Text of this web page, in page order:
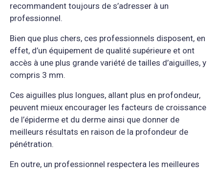
recommandent toujours de s’adresser à un
professionnel.
Bien que plus chers, ces professionnels disposent, en
effet, d’un équipement de qualité supérieure et ont
accès à une plus grande variété de tailles d’aiguilles, y
compris 3 mm.
Ces aiguilles plus longues, allant plus en profondeur,
peuvent mieux encourager les facteurs de croissance
de l’épiderme et du derme ainsi que donner de
meilleurs résultats en raison de la profondeur de
pénétration.
En outre, un professionnel respectera les meilleures